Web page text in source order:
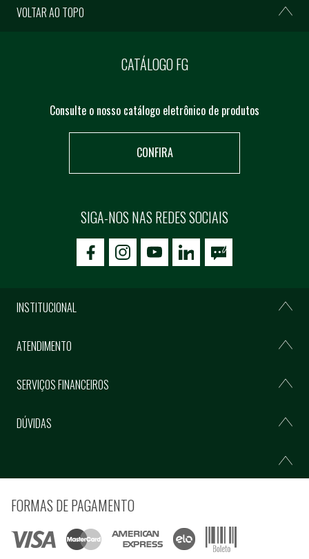
VOLTAR AO TOPO
CATÁLOGO FG
Consulte o nosso catálogo eletrônico de produtos
CONFIRA
SIGA-NOS NAS REDES SOCIAIS
icon-facebookicon-social02icon-social03
INSTITUCIONAL
ATENDIMENTO
SERVIÇOS FINANCEIROS
DÚVIDAS
FORMAS DE PAGAMENTO